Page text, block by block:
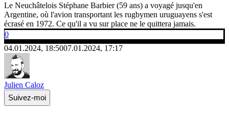
Le Neuchâtelois Stéphane Barbier (59 ans) a voyagé jusqu'en
Argentine, où l'avion transportant les rugbymen uruguayens s'est
écrasé en 1972. Ce qu'il a vu sur place ne le quittera jamais.
0
04.01.2024, 18:5007.01.2024, 17:17
Julien Caloz
Suivez-moi